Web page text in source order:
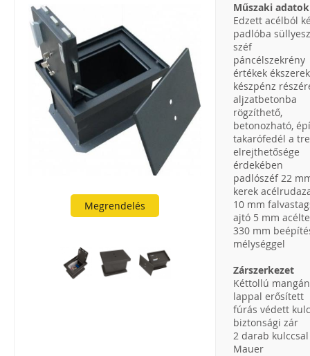
Megrendelés
Műszaki adatok
Edzett acélból
padlóba
széf
páncélszekrény
értékek ékszerek
készpénz
aljzatbetonba
rögzíthető,
betonozható,
takarófedél a
elrejthetősége
érdekében
padlószéf 22
kerek
10 mm
ajtó 5 mm
330 mm
mélységgel
Zárszerkezet
Kéttollú
lappal erősített
fúrás védett
biztonsági zár
2 darab kulccsal
Mauer